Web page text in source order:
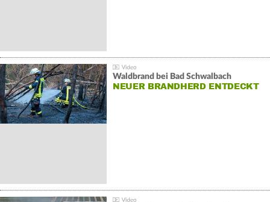
Waldbrand bei Bad Schwalbach
NEUER BRANDHERD ENTDECKT